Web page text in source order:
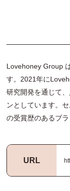
Lovehoney Group
す。2021年に
研究開発を通じて
ンとしています。
の受賞歴のあるブ
URL